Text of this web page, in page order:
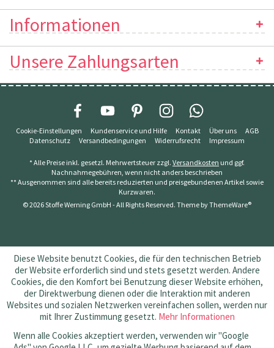
Informationen
Unsere Zahlungsarten
Cookie-Einstellungen Kundenservice und Hilfe Kontakt Über uns
AGB
Datenschutz
Versandbedingungen Widerrufsrecht Impressum
* Alle Preise inkl. gesetzl. Mehrwertsteuer zzgl. Versandkosten und ggf.
Nachnahmegebühren, wenn nicht anders beschrieben
** Ausgenommen sind alle bereits reduzierten und preisgebundenen Artikel sowie
Kurzwaren.
© 2026 Stoffe Werning GmbH - All Rights Reserved. Theme byThemeWare®
Diese Website benutzt Cookies, die für den technischen Betrieb
der Website erforderlich sind und stets gesetzt werden. Andere
Cookies, die den Komfort bei Benutzung dieser Website erhöhen,
der Direktwerbung dienen oder die Interaktion mit anderen
Websites und sozialen Netzwerken vereinfachen sollen, werden nur
mit Ihrer Zustimmung gesetzt. Mehr Informationen
Wenn alle Cookies akzeptiert werden, verwenden wir "Google